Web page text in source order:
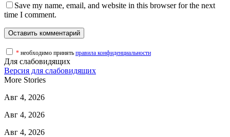
Save my name, email, and website in this browser for the next
time I comment.
* необходимо принять правила конфиденциальности
Для слабовидящих
Версия для слабовидящих
More Stories
Авг 4, 2026
Авг 4, 2026
Авг 4, 2026